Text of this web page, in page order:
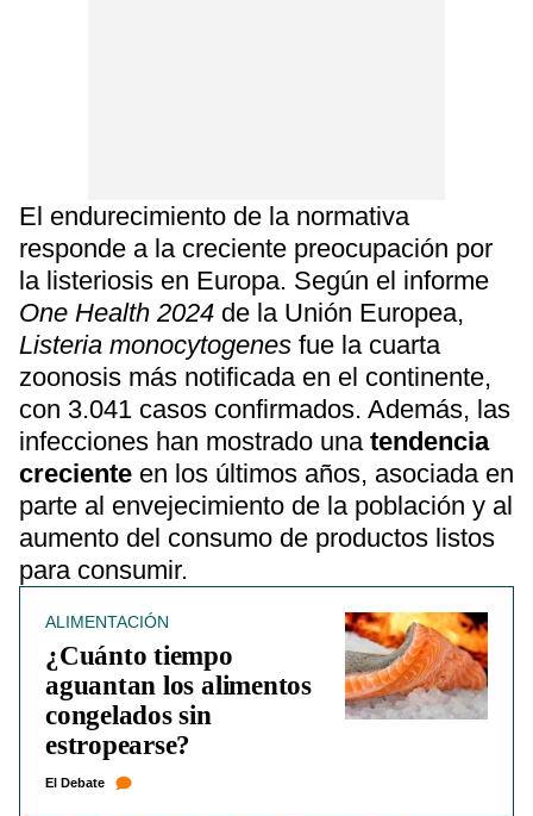
El endurecimiento de la normativa
responde a la creciente preocupación por
la listeriosis en Europa. Según el informe
One Health 2024 de la Unión Europea,
Listeria monocytogenes fue la cuarta
zoonosis más notificada en el continente,
con 3.041 casos confirmados. Además, las
infecciones han mostrado unatendencia
creciente en los últimos años, asociada en
parte al envejecimiento de la población y al
aumento del consumo de productos listos
para consumir.
ALIMENTACIÓN
¿Cuánto tiempo
aguantan los alimentos
congelados sin
estropearse?
El Debate